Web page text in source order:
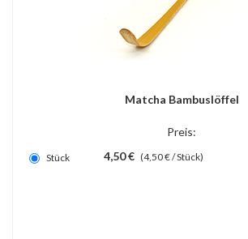
Matcha Bambuslöffel
Preis:
Stück 4,50 € (4,50 € / Stück)